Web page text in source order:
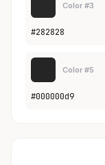
Color #3
#282828
Color #5
#000000d9